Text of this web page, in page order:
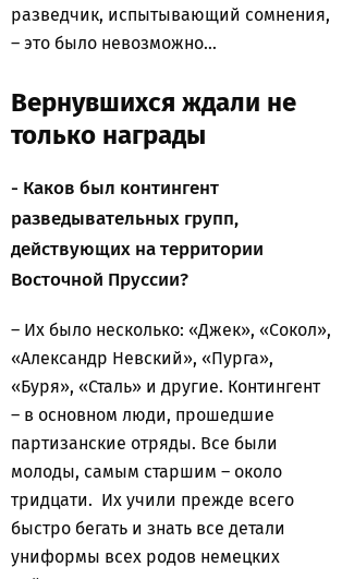
разведчик, испытывающий сомнения,
– это было невозможно…
Вернувшихся ждали не
только награды
- Каков был контингент
разведывательных групп,
действующих на территории
Восточной Пруссии?
– Их было несколько: «Джек», «Сокол»,
«Александр Невский», «Пурга»,
«Буря», «Сталь» и другие. Контингент
– в основном люди, прошедшие
партизанские отряды. Все были
молоды, самым старшим – около
тридцати. Их учили прежде всего
быстро бегать и знать все детали
униформы всех родов немецких